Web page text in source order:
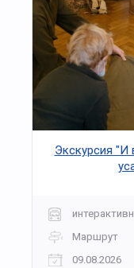
Экскурсия "И
Маршрут
09.08.2026